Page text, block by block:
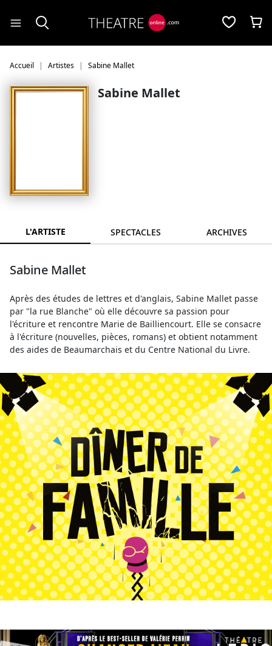
Accueil Artistes Sabine Mallet
Sabine Mallet
L'ARTISTE SPECTACLES ARCHIVES
Sabine Mallet
Après des études de lettres et d'anglais, Sabine Mallet passe
par "la rue Blanche" où elle découvre sa passion pour
l'écriture et rencontre Marie de Bailliencourt. Elle se consacre
à l'écriture (nouvelles, pièces, romans) et obtient notamment
des aides de Beaumarchais et du Centre National du Livre.